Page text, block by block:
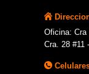
Oficina: Cra
Cra. 28 #11